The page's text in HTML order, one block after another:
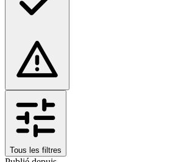
Tous les filtres